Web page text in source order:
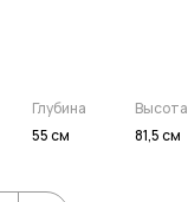
Глубина
55 см
Высота
81,5 см